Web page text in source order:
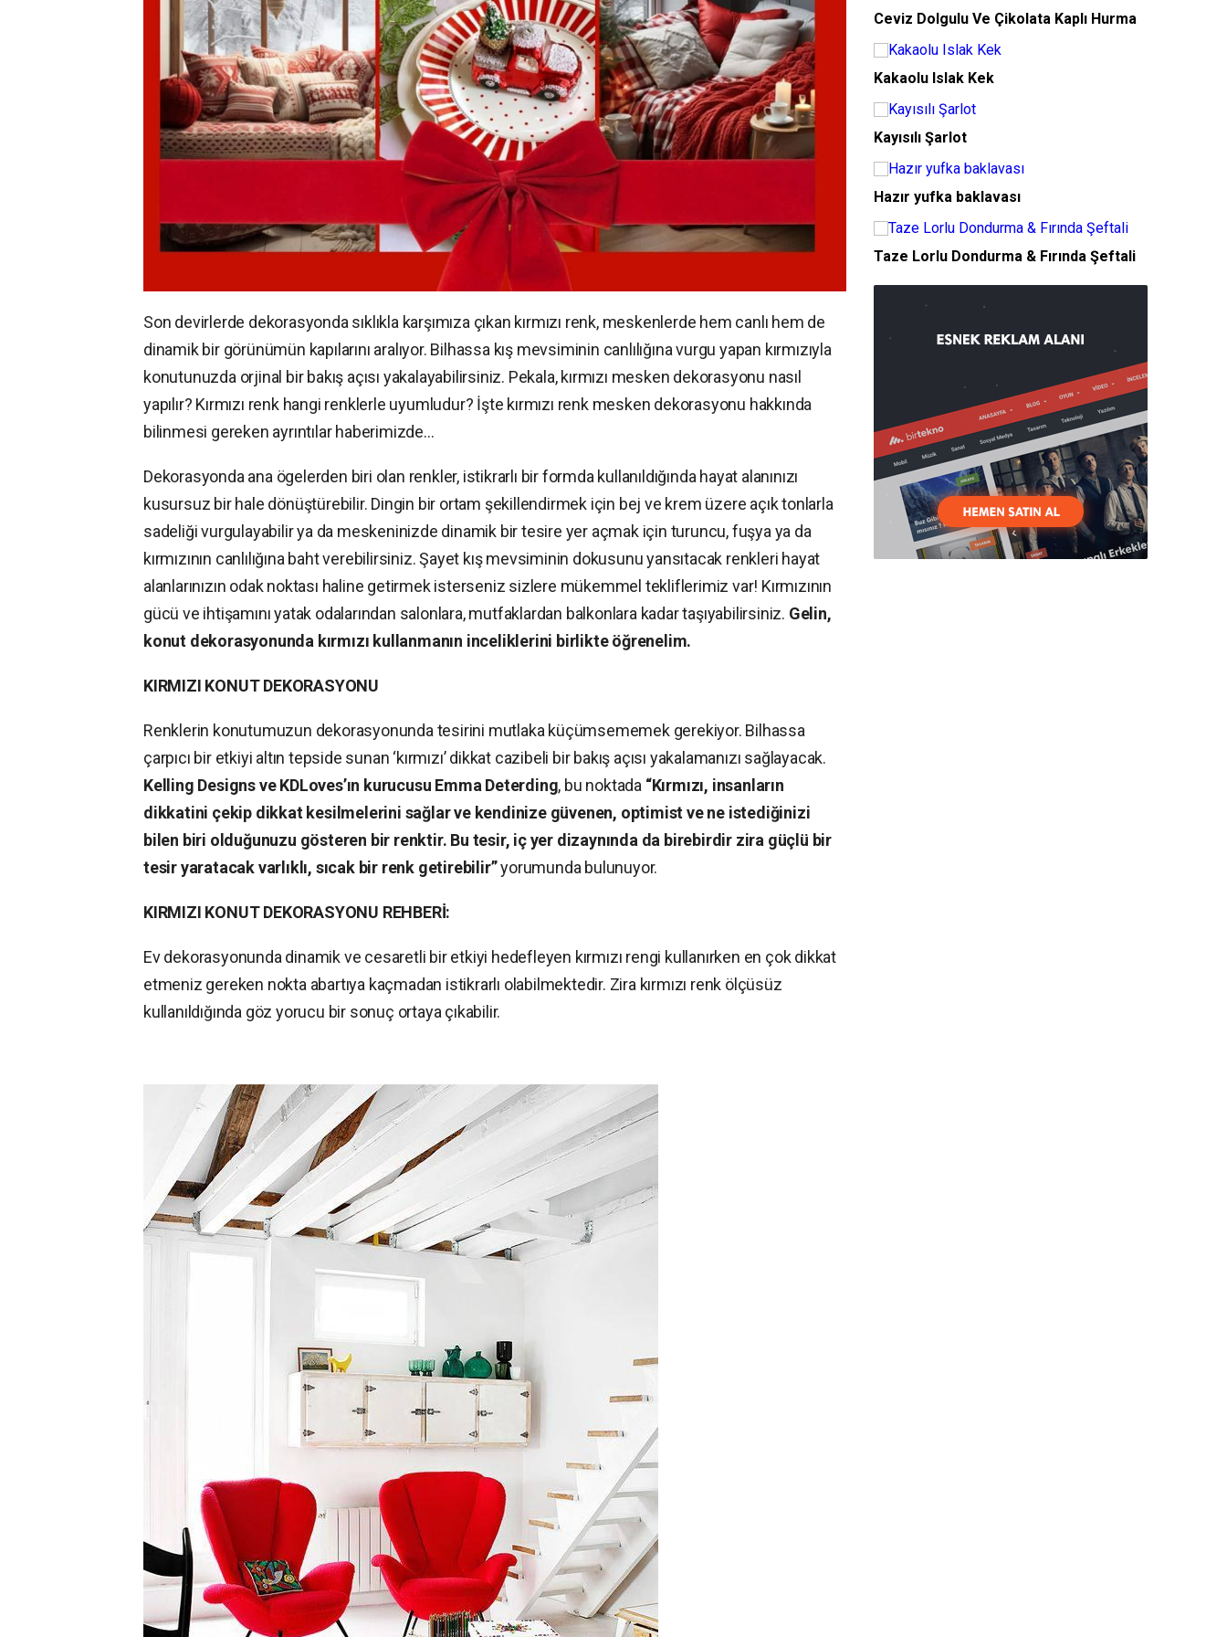
Son devirlerde dekorasyonda sıklıkla karşımıza çıkan kırmızı renk, meskenlerde hem canlı hem de
dinamik bir görünümün kapılarını aralıyor. Bilhassa kış mevsiminin canlılığına vurgu yapan kırmızıyla
konutunuzda orjinal bir bakış açısı yakalayabilirsiniz. Pekala, kırmızı mesken dekorasyonu nasıl
yapılır? Kırmızı renk hangi renklerle uyumludur? İşte kırmızı renk mesken dekorasyonu hakkında
bilinmesi gereken ayrıntılar haberimizde…
Dekorasyonda ana ögelerden biri olan renkler, istikrarlı bir formda kullanıldığında hayat alanınızı
kusursuz bir hale dönüştürebilir. Dingin bir ortam şekillendirmek için bej ve krem üzere açık tonlarla
sadeliği vurgulayabilir ya da meskeninizde dinamik bir tesire yer açmak için turuncu, fuşya ya da
kırmızının canlılığına baht verebilirsiniz. Şayet kış mevsiminin dokusunu yansıtacak renkleri hayat
alanlarınızın odak noktası haline getirmek isterseniz sizlere mükemmel tekliflerimiz var! Kırmızının
gücü ve ihtişamını yatak odalarından salonlara, mutfaklardan balkonlara kadar taşıyabilirsiniz. Gelin,
konut dekorasyonunda kırmızı kullanmanın inceliklerini birlikte öğrenelim.
KIRMIZI KONUT DEKORASYONU
Renklerin konutumuzun dekorasyonunda tesirini mutlaka küçümsememek gerekiyor. Bilhassa
çarpıcı bir etkiyi altın tepside sunan ‘kırmızı’ dikkat cazibeli bir bakış açısı yakalamanızı sağlayacak.
Kelling Designs ve KDLoves’ın kurucusu Emma Deterding, bu noktada “Kırmızı, insanların
dikkatini çekip dikkat kesilmelerini sağlar ve kendinize güvenen, optimist ve ne istediğinizi
bilen biri olduğunuzu gösteren bir renktir. Bu tesir, iç yer dizaynında da birebirdir zira güçlü bir
tesir yaratacak varlıklı, sıcak bir renk getirebilir”yorumunda bulunuyor.
KIRMIZI KONUT DEKORASYONU REHBERİ:
Ev dekorasyonunda dinamik ve cesaretli bir etkiyi hedefleyen kırmızı rengi kullanırken en çok dikkat
etmeniz gereken nokta abartıya kaçmadan istikrarlı olabilmektedir. Zira kırmızı renk ölçüsüz
kullanıldığında göz yorucu bir sonuç ortaya çıkabilir.
Ceviz Dolgulu Ve Çikolata Kaplı Hurma
Kakaolu Islak Kek
Kayısılı Şarlot
Hazır yufka baklavası
Taze Lorlu Dondurma & Fırında Şeftali